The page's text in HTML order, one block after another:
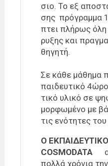
σιο. Το εξ
σης πρό­γραμ­μα
πτει πλή­ρως
ρυ­ξης και
θη­γη­τή.
Σε κάθε μά­θη­μα
παι­δευ­τι­κό
τι­κό υλι­κό σε
μορ­φω­μέ­νο με
τις ενό­τη­τες
Ο
COSMODATA
πολ­λά χρό­νια